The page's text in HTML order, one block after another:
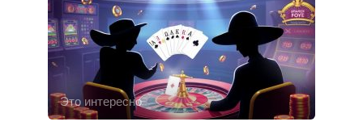
Это интересно